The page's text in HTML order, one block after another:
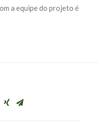
a equipe do projeto é